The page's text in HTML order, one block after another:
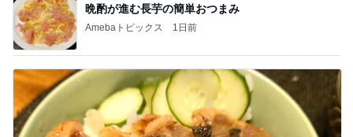
晩酌が進む長芋の簡単おつまみ
Amebaトピックス 1日前